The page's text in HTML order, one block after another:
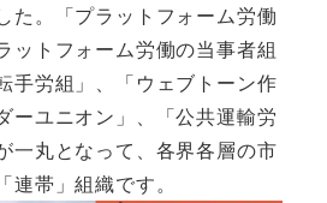
た。「プラットフォーム労働
ットフォーム労働の当事者組
手労組」、「ウェブトーン作
ーユニオン」、「公共運輸労
一丸となって、各界各層の市
帯」組織です。